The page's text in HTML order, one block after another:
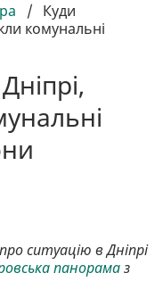
/ Куди
комунальні
ситуацію в Дніпрі
панорамаз